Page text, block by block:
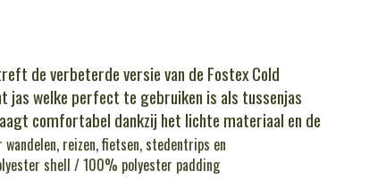
de verbeterde versie van de Fostex Cold
jas welke perfect te gebruiken is als tussenjas
comfortabel dankzij het lichte materiaal en de
reizen, fietsen, stedentrips en
shell / 100% polyester padding